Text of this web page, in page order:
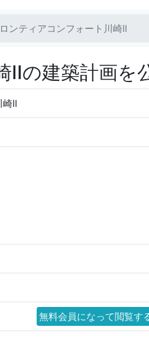
ンティアコンフォート川崎II
IIの建築計画を
II
無料会員になって閲覧す